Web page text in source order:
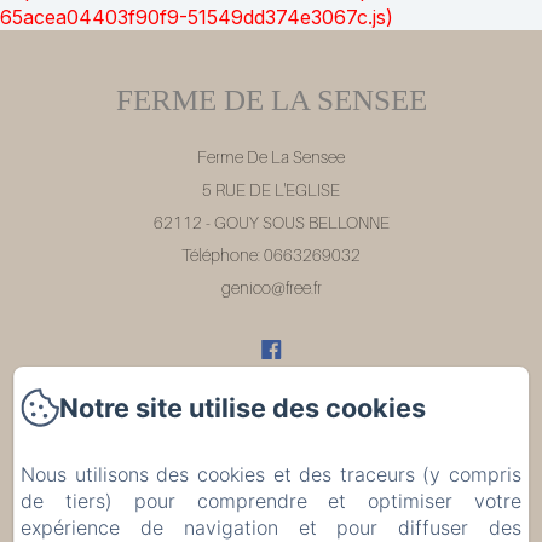
65acea04403f90f9-51549dd374e3067c.js)
FERME DE LA SENSEE
Ferme De La Sensee
5 RUE DE L'EGLISE
62112 - GOUY SOUS BELLONNE
Téléphone: 0663269032
genico@free.fr
Chambres
Notre site utilise des cookies
Nous utilisons des cookies et des traceurs (y compris
de tiers) pour comprendre et optimiser votre
expérience de navigation et pour diffuser des